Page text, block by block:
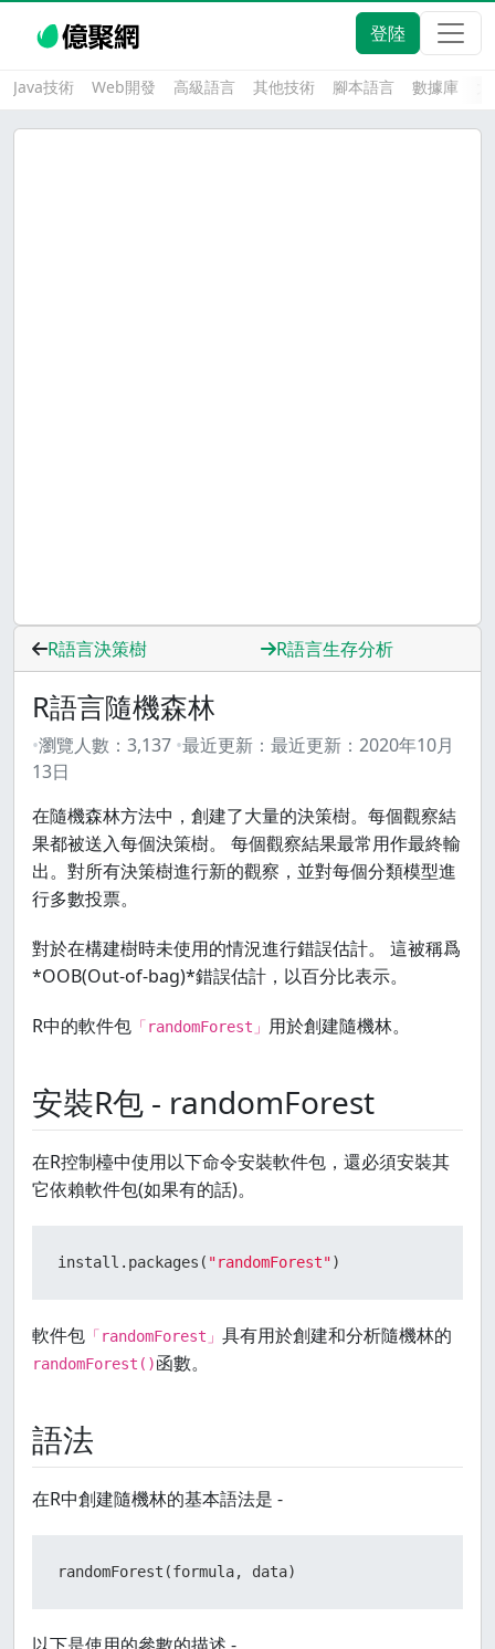
登陸
Java技術 Web開發 高級語言 其他技術 腳本語言 數據庫
R語言決策樹 R語言生存分析
R語言隨機森林
瀏覽人數： 3,137 最近更新： 最近更新： 2020年10月
13日
在隨機森林方法中，創建了大量的決策樹。每個觀察結
果都被送入每個決策樹。 每個觀察結果最常用作最終輸
出。對所有決策樹進行新的觀察，並對每個分類模型進
行多數投票。
對於在構建樹時未使用的情況進行錯誤估計。 這被稱爲
*OOB(Out-of-bag)*錯誤估計，以百分比表示。
R中的軟件包 「randomForest」 用於創建隨機林。
安裝R包 - randomForest
在R控制檯中使用以下命令安裝軟件包，還必須安裝其
它依賴軟件包(如果有的話)。
install.packages ( "randomForest")
軟件包 「randomForest」 具有用於創建和分析隨機林的
randomForest()函數。
語法
在R中創建隨機林的基本語法是 -
randomForest (formula, data)